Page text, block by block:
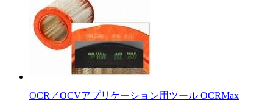
OCR／OCVアプリケーション用ツール OCRMax